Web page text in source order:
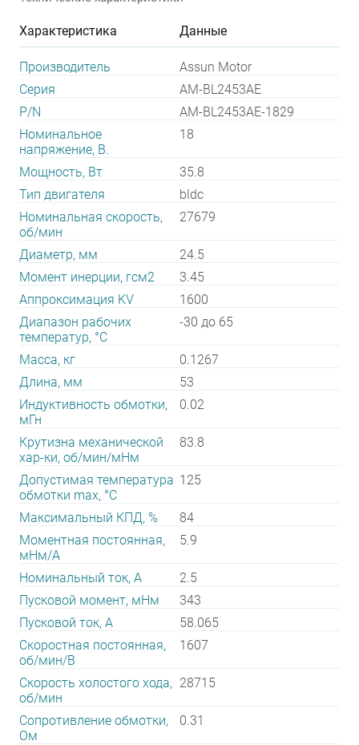
Характеристика Данные
Производитель
Assun Motor
Серия
AM-BL2453AE
P/N
AM-BL2453AE-1829
Номинальное
напряжение, В.
18
Мощность, Вт
35.8
Тип двигателя
bldc
Номинальная скорость,
об/мин
27679
Диаметр, мм
24.5
Момент инерции, гсм2
3.45
Аппроксимация KV
1600
Диапазон рабочих
температур, °С
-30 до 65
Масса, кг
0.1267
Длина, мм
53
Индуктивность обмотки,
мГн
0.02
Крутизна механической
хар-ки, об/мин/мНм
83.8
Допустимая температура
обмотки max, °С
125
Максимальный КПД, %
84
Моментная постоянная,
мНм/А
5.9
Номинальный ток, А
2.5
Пусковой момент, мНм
343
Пусковой ток, А
58.065
Скоростная постоянная,
об/мин/В
1607
Скорость холостого хода,
об/мин
28715
Сопротивление обмотки,
Ом
0.31